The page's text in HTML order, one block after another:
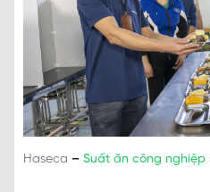
Haseca – Suất ăn công nghiệp